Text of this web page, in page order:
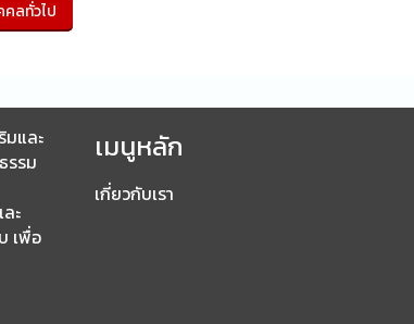
มและ
รรม
ะ
เพื่อ
เมนูหลัก
เกี่ยวกับเรา